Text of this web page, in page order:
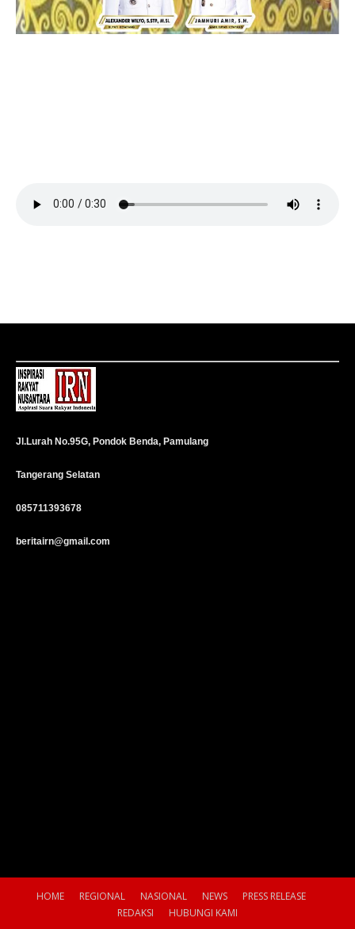
Jl.Lurah No.95G, Pondok Benda, Pamulang
Tangerang Selatan
085711393678
beritairn@gmail.com
HOME REGIONAL NASIONAL NEWS
PRESS RELEASE
REDAKSI
HUBUNGI KAMI